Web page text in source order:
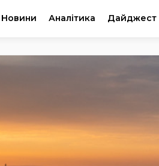
Новини Аналітика Дайджест